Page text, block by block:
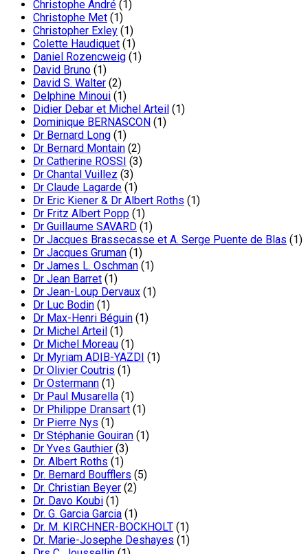
Christophe André (1)
Christophe Met (1)
Christopher Exley (1)
Colette Haudiquet (1)
Daniel Rozencweig (1)
David Bruno (1)
David S. Walter (2)
Delphine Minoui (1)
Didier Debar et Michel Arteil (1)
Dominique BERNASCON (1)
Dr Bernard Long (1)
Dr Bernard Montain (2)
Dr Catherine ROSSI (3)
Dr Chantal Vuillez (3)
Dr Claude Lagarde (1)
Dr Eric Kiener & Dr Albert Roths (1)
Dr Fritz Albert Popp (1)
Dr Guillaume SAVARD (1)
Dr Jacques Brassecasse et A. Serge Puente de Blas (1)
Dr Jacques Gruman (1)
Dr James L. Oschman (1)
Dr Jean Barret (1)
Dr Jean-Loup Dervaux (1)
Dr Luc Bodin (1)
Dr Max-Henri Béguin (1)
Dr Michel Arteil (1)
Dr Michel Moreau (1)
Dr Myriam ADIB-YAZDI (1)
Dr Olivier Coutris (1)
Dr Ostermann (1)
Dr Paul Musarella (1)
Dr Philippe Dransart (1)
Dr Pierre Nys (1)
Dr Stéphanie Gouiran (1)
Dr Yves Gauthier (3)
Dr. Albert Roths (1)
Dr. Bernard Boufflers (5)
Dr. Christian Beyer (2)
Dr. Davo Koubi (1)
Dr. G. Garcia Garcia (1)
Dr. M. KIRCHNER-BOCKHOLT (1)
Dr. Marie-Josephe Deshayes (1)